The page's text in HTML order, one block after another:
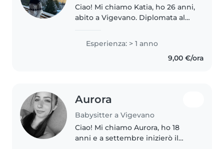
Ciao! Mi chiamo Katia, ho 26 anni,
abito a Vigevano. Diplomata al
aiuto compiti scuola primaria e
secondaria. Ho esperienza come
Esperienza: > 1 anno
9,00 €/ora
Aurora
Babysitter a Vigevano
Ciao! Mi chiamo Aurora, ho 18
anni e a settembre inizierò il